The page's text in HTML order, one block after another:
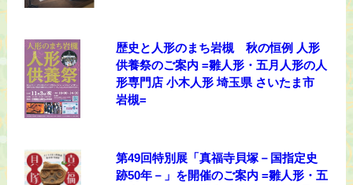
歴史と人形のまち岩槻 秋の恒例 人形
供養祭のご案内 =雛人形・五月人形の人
形専門店 小木人形 埼玉県 さいたま市
岩槻=
第49回特別展「真福寺貝塚－国指定史
跡50年－」を開催のご案内 =雛人形・五